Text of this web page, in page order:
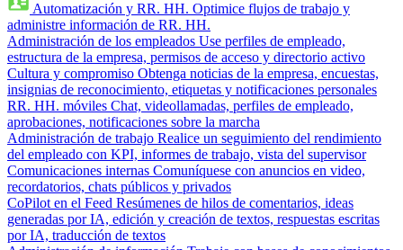
Automatización y RR. HH. Optimice flujos de trabajo y
administre información de RR. HH.
Administración de los empleados Use perfiles de empleado,
estructura de la empresa, permisos de acceso y directorio activo
Cultura y compromiso Obtenga noticias de la empresa, encuestas,
insignias de reconocimiento, etiquetas y notificaciones personales
RR. HH. móviles Chat, videollamadas, perfiles de empleado,
aprobaciones, notificaciones sobre la marcha
Administración de trabajo Realice un seguimiento del rendimiento
del empleado con KPI, informes de trabajo, vista del supervisor
Comunicaciones internas Comuníquese con anuncios en video,
recordatorios, chats públicos y privados
CoPilot en el Feed Resúmenes de hilos de comentarios, ideas
generadas por IA, edición y creación de textos, respuestas escritas
por IA, traducción de textos